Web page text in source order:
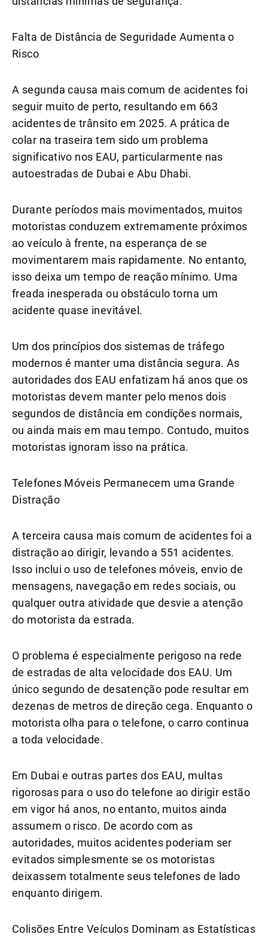
Falta de Distância de Seguridade Aumenta o
Risco
A segunda causa mais comum de acidentes foi
seguir muito de perto, resultando em 663
acidentes de trânsito em 2025. A prática de
colar na traseira tem sido um problema
significativo nos EAU, particularmente nas
autoestradas de Dubai e Abu Dhabi.
Durante períodos mais movimentados, muitos
motoristas conduzem extremamente próximos
ao veículo à frente, na esperança de se
movimentarem mais rapidamente. No entanto,
isso deixa um tempo de reação mínimo. Uma
freada inesperada ou obstáculo torna um
acidente quase inevitável.
Um dos princípios dos sistemas de tráfego
modernos é manter uma distância segura. As
autoridades dos EAU enfatizam há anos que os
motoristas devem manter pelo menos dois
segundos de distância em condições normais,
ou ainda mais em mau tempo. Contudo, muitos
motoristas ignoram isso na prática.
Telefones Móveis Permanecem uma Grande
Distração
A terceira causa mais comum de acidentes foi a
distração ao dirigir, levando a 551 acidentes.
Isso inclui o uso de telefones móveis, envio de
mensagens, navegação em redes sociais, ou
qualquer outra atividade que desvie a atenção
do motorista da estrada.
O problema é especialmente perigoso na rede
de estradas de alta velocidade dos EAU. Um
único segundo de desatenção pode resultar em
dezenas de metros de direção cega. Enquanto o
motorista olha para o telefone, o carro continua
a toda velocidade.
Em Dubai e outras partes dos EAU, multas
rigorosas para o uso do telefone ao dirigir estão
em vigor há anos, no entanto, muitos ainda
assumem o risco. De acordo com as
autoridades, muitos acidentes poderiam ser
evitados simplesmente se os motoristas
deixassem totalmente seus telefones de lado
enquanto dirigem.
Colisões Entre Veículos Dominam as Estatísticas